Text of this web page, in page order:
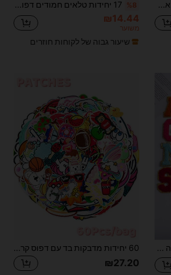
%8
₪14.44
משוער
שיעור גבוה של לקוחות חוזרים
26 יחידות טלאים רקומים להברגה בצורת אלפבית, עיצוב ייחודי, מתאים לבגדים ואביזרים DIY - כובעים, טלאים להברגה, ג'ינס, מעילים וכו', מדבקות רקומות מצוירות וחמודות 60 יחידות מדבקות בד עם דפוס קריקטורה אקראי, תיקוני גיהוץ/תפירה חמודים בסגנון קריקטורה מתאימים לבגדים, תיקים, נעליים, כובעים וכו'.
₪27.20